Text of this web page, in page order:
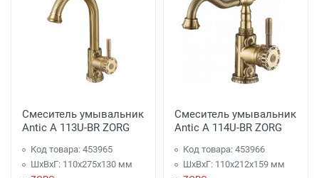
Смеситель умывальник
Antic A 113U-BR ZORG
Код товара: 453965
ШхВхГ: 110х275х130 мм
Смеситель умывальник
Antic A 114U-BR ZORG
Код товара: 453966
ШхВхГ: 110х212х159 мм